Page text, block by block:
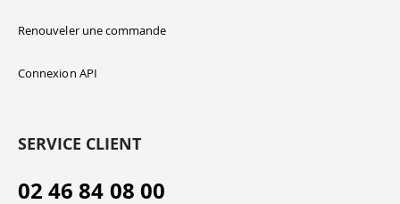
Renouveler une commande
Connexion API
SERVICE CLIENT
02 46 84 08 00